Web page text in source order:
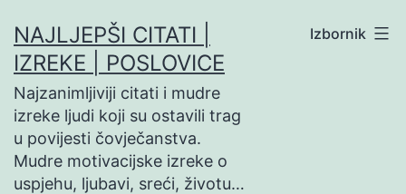
na
sadržaj
NAJLJEPŠI CITATI |
IZREKE | POSLOVICE
Najzanimljiviji citati i mudre
izreke ljudi koji su ostavili trag
u povijesti čovječanstva.
Mudre motivacijske izreke o
uspjehu, ljubavi, sreći, životu…
Izbornik